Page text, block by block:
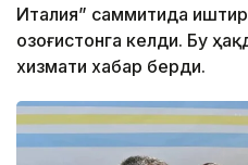
Италия” саммитида
Қозоғистонга келди. Бу
хизмати хабар берди.